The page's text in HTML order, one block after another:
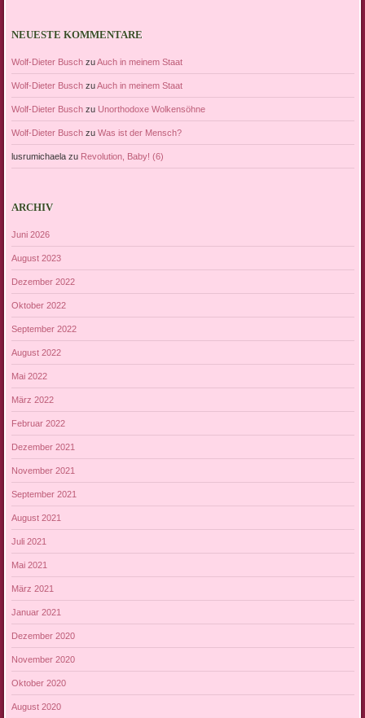
NEUESTE KOMMENTARE
Wolf-Dieter BuschzuAuch in meinem Staat
Wolf-Dieter BuschzuAuch in meinem Staat
Wolf-Dieter Buschzu Unorthodoxe Wolkensöhne
Wolf-Dieter Buschzu Was ist der Mensch?
lusrumichaelazu Revolution, Baby! (6)
ARCHIV
Juni 2026
August 2023
Dezember 2022
Oktober 2022
September 2022
August 2022
Mai 2022
März 2022
Februar 2022
Dezember 2021
November 2021
September 2021
August 2021
Juli 2021
Mai 2021
März 2021
Januar 2021
Dezember 2020
November 2020
Oktober 2020
August 2020